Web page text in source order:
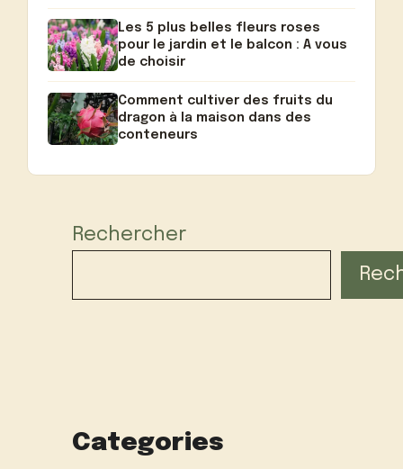
Les 5 plus belles fleurs roses
pour le jardin et le balcon : A vous
de choisir
Comment cultiver des fruits du
dragon à la maison dans des
conteneurs
Rechercher
Categories